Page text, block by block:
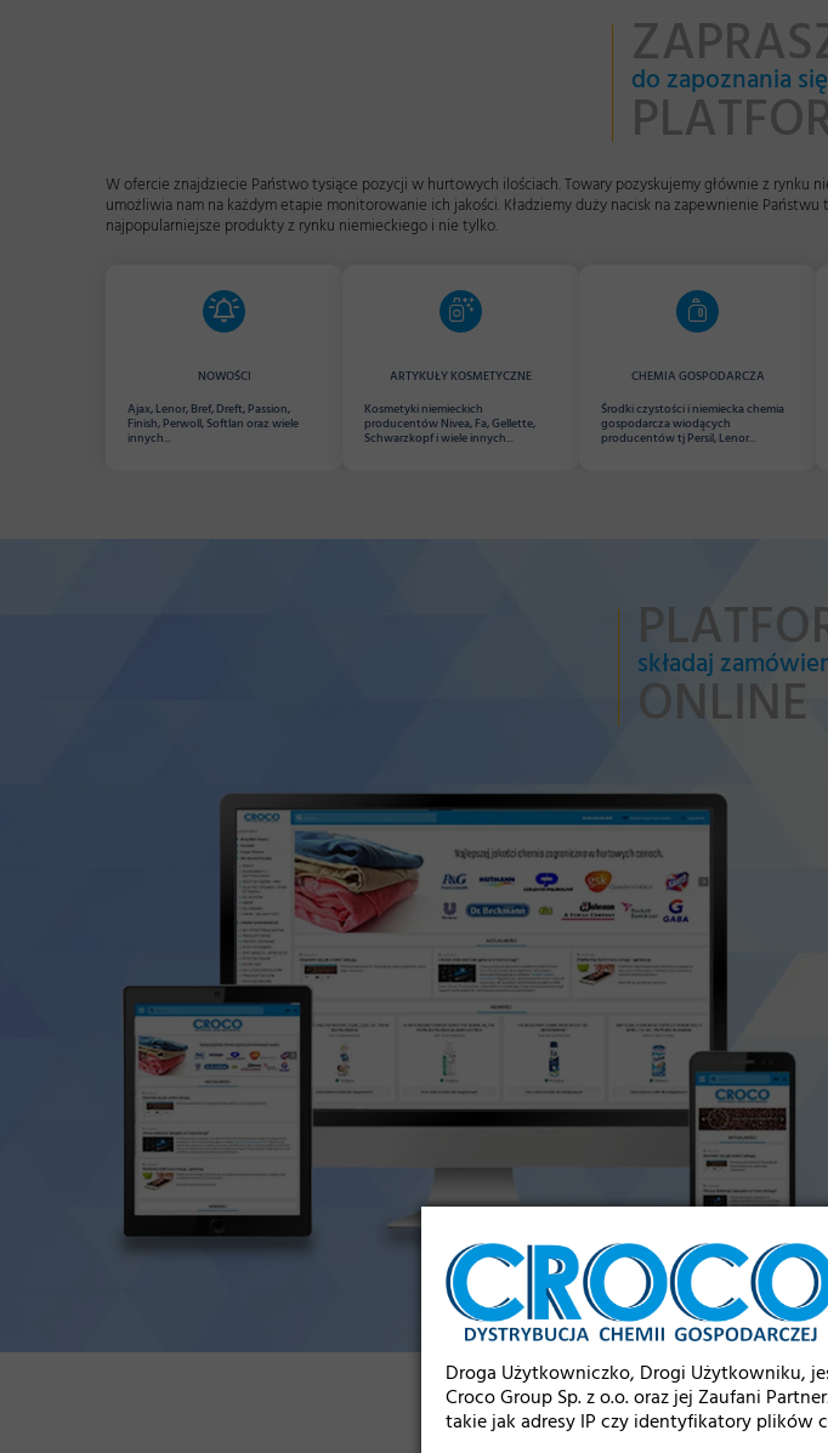
do zapoznania
W ofercie znajdziecie Państwo tysiące pozycji w hurtowych ilościach. Towary pozyskujemy głównie z
umożliwia nam na każdym etapie monitorowanie ich jakości. Kładziemy duży nacisk na zapewnienie
najpopularniejsze produkty z rynku niemieckiego i nie tylko.
NOWOŚCI
Ajax, Lenor, Bref, Dreft, Passion,
Finish, Perwoll, Softlan oraz wiele
innych...
ARTYKUŁY KOSMETYCZNE
Kosmetyki niemieckich
producentów Nivea, Fa, Gellette,
Schwarzkopf i wiele innych...
CHEMIA GOSPODARCZA
Środki czystości i niemiecka chemia
gospodarcza wiodących
producentów tj Persil, Lenor...
składaj
ONLINE
Droga Użytkowniczko, Drogi Użytkowniku,
Croco Group Sp. z o.o. oraz jej Zaufani
takie jak adresy IP czy identyfikatory plików